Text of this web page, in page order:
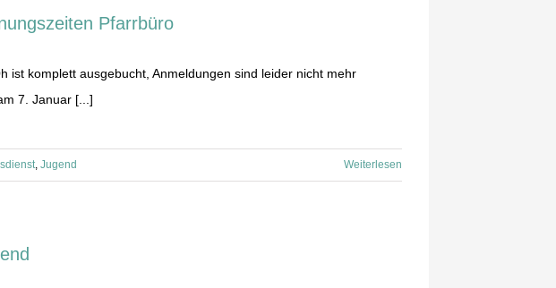
Pfarrbüro
ist komplett ausgebucht, Anmeldungen sind leider nicht mehr
7. Januar [...]
, Jugend Weiterlesen